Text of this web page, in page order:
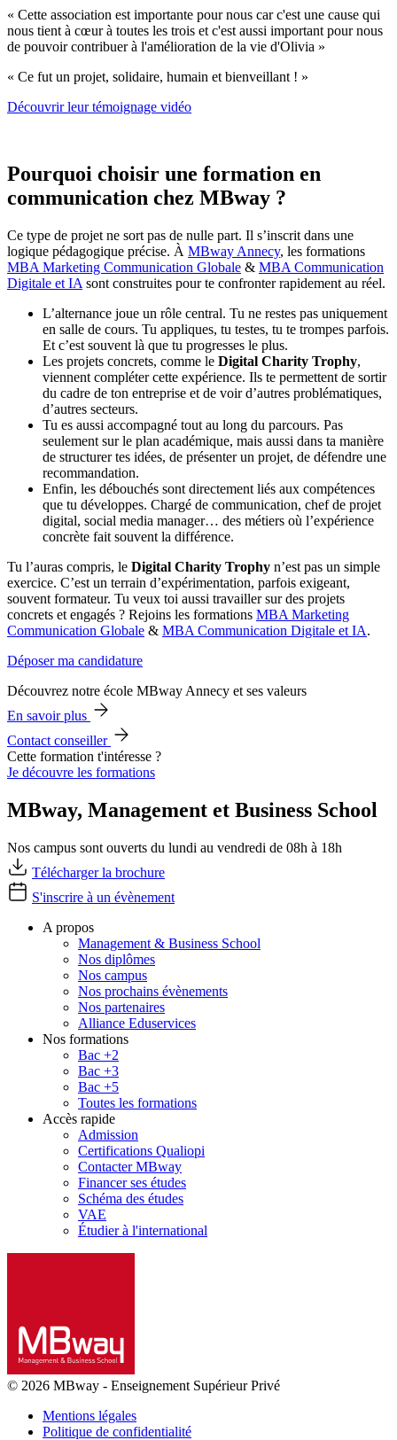
« Cette association est importante pour nous car c'est une cause qui
nous tient à cœur à toutes les trois et c'est aussi important pour nous
de pouvoir contribuer à l'amélioration de la vie d'Olivia »
« Ce fut un projet, solidaire, humain et bienveillant ! »
Découvrir leur témoignage vidéo
Pourquoi choisir une formation en
communication chez MBway ?
Ce type de projet ne sort pas de nulle part. Il s’inscrit dans une
logique pédagogique précise. À MBway Annecy, les formations
MBA Marketing Communication Globale & MBA Communication
Digitale et IA sont construites pour te confronter rapidement au réel.
L’alternance joue un rôle central. Tu ne restes pas uniquement
en salle de cours. Tu appliques, tu testes, tu te trompes parfois.
Et c’est souvent là que tu progresses le plus.
Les projets concrets, comme le Digital Charity Trophy,
viennent compléter cette expérience. Ils te permettent de sortir
du cadre de ton entreprise et de voir d’autres problématiques,
d’autres secteurs.
Tu es aussi accompagné tout au long du parcours. Pas
seulement sur le plan académique, mais aussi dans ta manière
de structurer tes idées, de présenter un projet, de défendre une
recommandation.
Enfin, les débouchés sont directement liés aux compétences
que tu développes. Chargé de communication, chef de projet
digital, social media manager… des métiers où l’expérience
concrète fait souvent la différence.
Tu l’auras compris, le Digital Charity Trophy n’est pas un simple
exercice. C’est un terrain d’expérimentation, parfois exigeant,
souvent formateur. Tu veux toi aussi travailler sur des projets
concrets et engagés ? Rejoins les formations MBA Marketing
Communication Globale & MBA Communication Digitale et IA.
Déposer ma candidature
Découvrez notre école MBway Annecy et ses valeurs
En savoir plus
Contact conseiller
Cette formation t'intéresse ?
Je découvre les formations
MBway, Management et Business School
Nos campus sont ouverts du lundi au vendredi de 08h à 18h
Télécharger la brochure
S'inscrire à un évènement
A propos
Management & Business School
Nos diplômes
Nos campus
Nos prochains évènements
Nos partenaires
Alliance Eduservices
Nos formations
Bac +2
Bac +3
Bac +5
Toutes les formations
Accès rapide
Admission
Certifications Qualiopi
Contacter MBway
Financer ses études
Schéma des études
VAE
Étudier à l'international
© 2026 MBway - Enseignement Supérieur Privé
Mentions légales
Politique de confidentialité